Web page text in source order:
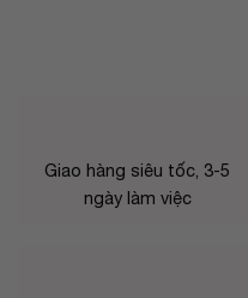
Giao hàng siêu tốc, 3-5
ngày làm việc